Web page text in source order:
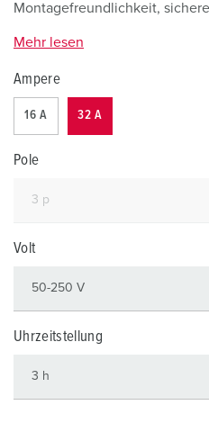
Montagefreundlichkeit,
Mehr lesen
Ampere
16 A 32 A
Pole
Volt
Uhrzeitstellung